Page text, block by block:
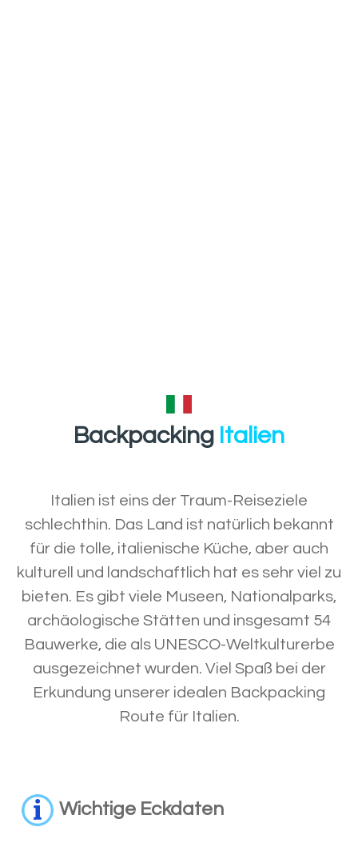
Backpacking Italien
Italien ist eins der Traum-Reiseziele
schlechthin. Das Land ist natürlich bekannt
für die tolle, italienische Küche, aber auch
kulturell und landschaftlich hat es sehr viel zu
bieten. Es gibt viele Museen, Nationalparks,
archäologische Stätten und insgesamt 54
Bauwerke, die als UNESCO-Weltkulturerbe
ausgezeichnet wurden. Viel Spaß bei der
Erkundung unserer idealen Backpacking
Route für Italien.
Wichtige Eckdaten